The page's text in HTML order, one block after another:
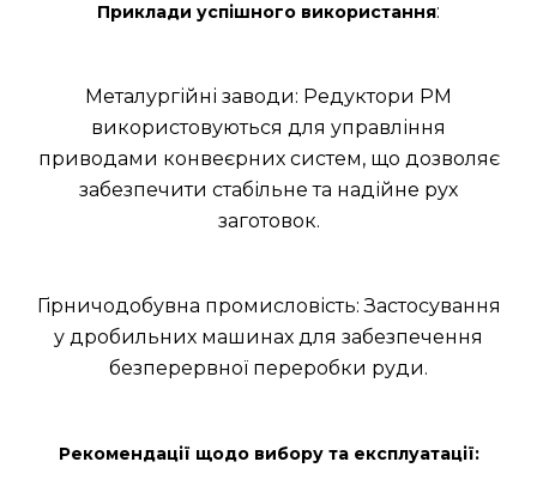
Приклади успішного використання:
Металургійні заводи: Редуктори РМ
використовуються для управління
приводами конвеєрних систем, що дозволяє
забезпечити стабільне та надійне рух
заготовок.
Гірничодобувна промисловість: Застосування
у дробильних машинах для забезпечення
безперервної переробки руди.
Рекомендації щодо вибору та експлуатації: